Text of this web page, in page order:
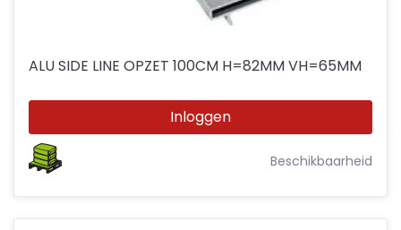
ALU SIDE LINE OPZET 100CM H=82MM VH=65MM
Inloggen
Beschikbaarheid